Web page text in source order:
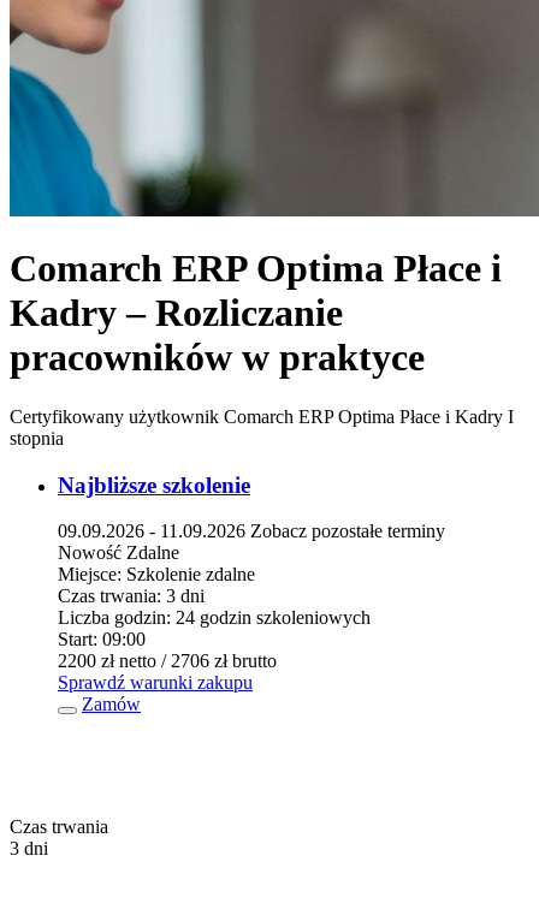
Comarch ERP Optima Płace i
Kadry – Rozliczanie
pracowników w praktyce
Certyfikowany użytkownik Comarch ERP Optima Płace i Kadry I
stopnia
Najbliższe szkolenie
09.09.2026 - 11.09.2026 Zobacz pozostałe terminy
Nowość Zdalne
Miejsce: Szkolenie zdalne
Czas trwania: 3 dni
Liczba godzin: 24 godzin szkoleniowych
Start: 09:00
2200 złnetto / 2706 złbrutto
Sprawdź warunki zakupu
Zamów
Czas trwania
3 dni